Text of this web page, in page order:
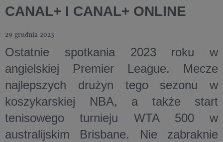
CANAL+ I CANAL+ ONLINE
29 grudnia 2023
Ostatnie spotkania 2023 roku w
angielskiej Premier League. Mecze
najlepszych drużyn tego sezonu w
koszykarskiej NBA, a także start
tenisowego turnieju WTA 500 w
australijskim Brisbane. Nie zabraknie